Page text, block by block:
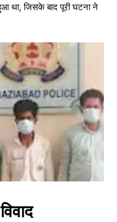
था, जिसके बाद पूरी घटना ने